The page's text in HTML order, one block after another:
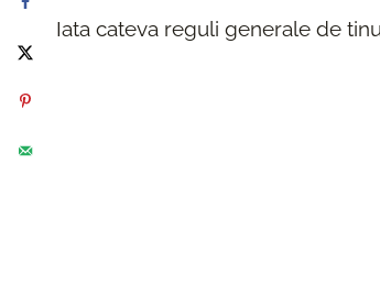
Iata cateva reguli generale de